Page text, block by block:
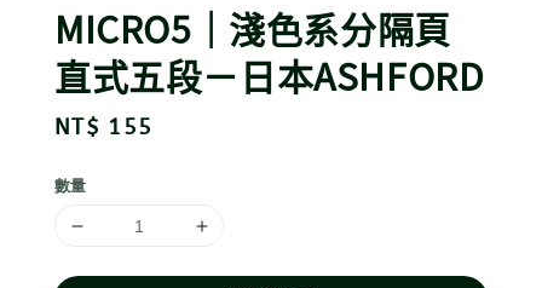
MICRO5｜淺色系分隔頁
直式五段－日本ASHFORD
Regular
NT$ 155
數量